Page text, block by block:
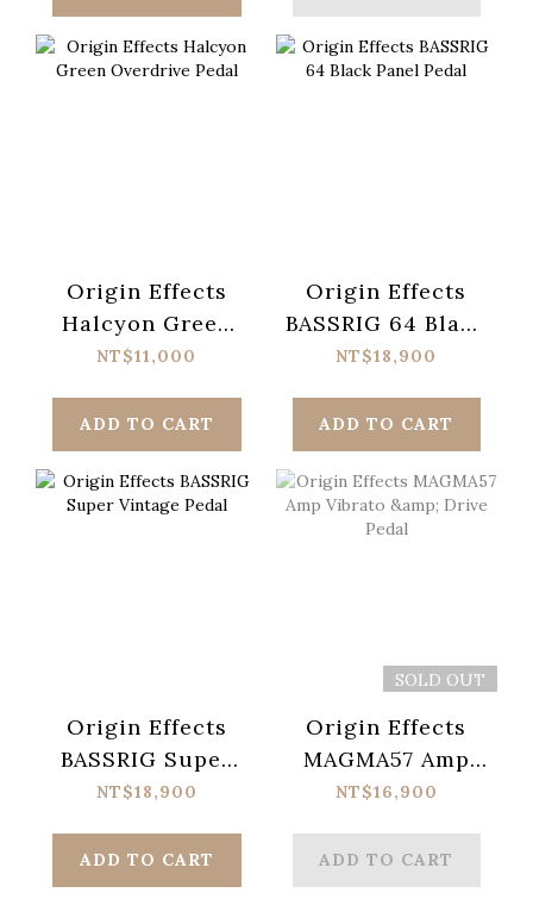
Origin Effects
Halcyon Green
Overdrive Pedal
NT$11,000
ADD TO CART
Origin Effects
BASSRIG 64 Black
Panel Pedal
NT$18,900
ADD TO CART
Origin Effects
BASSRIG Super
Vintage Pedal
NT$18,900
ADD TO CART
SOLD OUT
Origin Effects
MAGMA57 Amp
Vibrato & Drive
NT$16,900
ADD TO CART